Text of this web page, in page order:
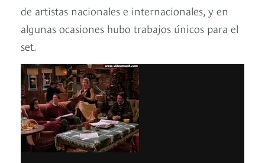
de artistas nacionales e internacionales, y en
algunas ocasiones hubo trabajos únicos para el
set.